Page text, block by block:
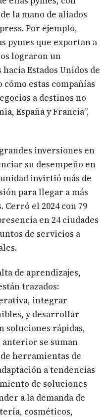
la mano de aliados
Por ejemplo,
pymes que exportan a
lograron un
Estados Unidos de
cómo estas compañías
a destinos no
España y Francia”,
inversiones en
su desempeño en
unidad invirtió más de
para llegar a más
el 2024 con 79
en 24 ciudades
de servicios a
de aprendizajes,
trazados:
integrar
y desarrollar
soluciones rápidas,
anterior se suman
herramientas de
a tendencias
de soluciones
a la demanda de
cosméticos,